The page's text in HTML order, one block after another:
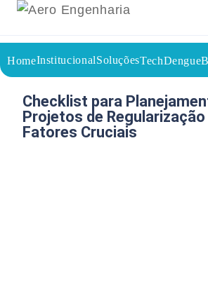
HomeInstitucionalSoluçõesTechDengue
Voltar a página inicial do blog
Checklist para
Projetos de Regularização
Fatores Cruciais